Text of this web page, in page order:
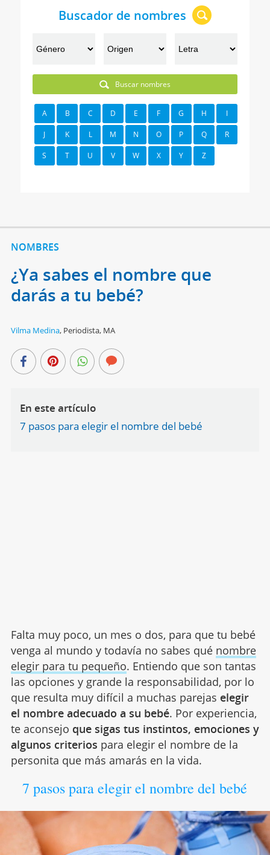
Buscador de nombres
Buscar nombres
A B C D E F G H I
J K L M N O P Q R
S T U V W X Y Z
NOMBRES
¿Ya sabes el nombre que
darás a tu bebé?
Vilma Medina, Periodista, MA
En este artículo
7 pasos para elegir el nombre del bebé
Falta muy poco, un mes o dos, para que tu bebé
venga al mundo y todavía no sabes qué nombre
elegir para tu pequeño. Entiendo que son tantas
las opciones y grande la responsabilidad, por lo
que resulta muy difícil a muchas parejas elegir
el nombre adecuado a su bebé. Por experiencia,
te aconsejo que sigas tus instintos, emociones y
algunos criterios para elegir el nombre de la
personita que más amarás en la vida.
7 pasos para elegir el nombre del bebé